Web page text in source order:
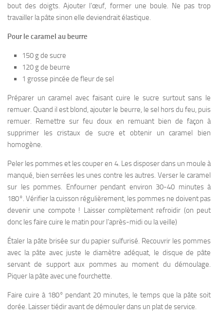
bout des doigts. Ajouter l’œuf, former une boule. Ne pas trop
travailler la pâte sinon elle deviendrait élastique.
Pour le caramel au beurre
150 g de sucre
120 g de beurre
1 grosse pincée de fleur de sel
Préparer un caramel avec faisant cuire le sucre surtout sans le
remuer. Quand il est blond, ajouter le beurre, le sel hors du feu, puis
remuer. Remettre sur feu doux en remuant bien de façon à
supprimer les cristaux de sucre et obtenir un caramel bien
homogène.
Peler les pommes et les couper en 4. Les disposer dans un moule à
manqué, bien serrées les unes contre les autres. Verser le caramel
sur les pommes. Enfourner pendant environ 30-40 minutes à
180°. Vérifier la cuisson régulièrement, les pommes ne doivent pas
devenir une compote ! Laisser complètement refroidir (on peut
donc les faire cuire le matin pour l’après-midi ou la veille)
Étaler la pâte brisée sur du papier sulfurisé. Recouvrir les pommes
avec la pâte avec juste le diamètre adéquat, le disque de pâte
servant de support aux pommes au moment du démoulage.
Piquer la pâte avec une fourchette.
Faire cuire à 180° pendant 20 minutes, le temps que la pâte soit
dorée. Laisser tiédir avant de démouler dans un plat de service.